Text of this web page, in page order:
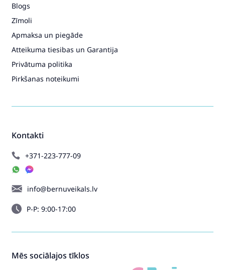
Kontakti
+371-223-777-09
info@bernuveikals.lv
P-P: 9:00-17:00
Blogs
Zīmoli
Apmaksa un piegāde
Atteikuma tiesibas un Garantija
Privātuma politika
Pirkšanas noteikumi
Mēs sociālajos tīklos